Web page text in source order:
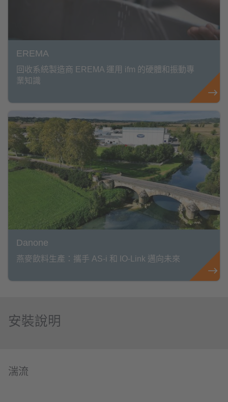
EREMA
回收系統製造商 EREMA 運用 ifm 的硬體和振動專
業知識
Danone
燕麥飲料生產：攜手 AS-i 和 IO-Link 邁向未來
安裝說明
湍流